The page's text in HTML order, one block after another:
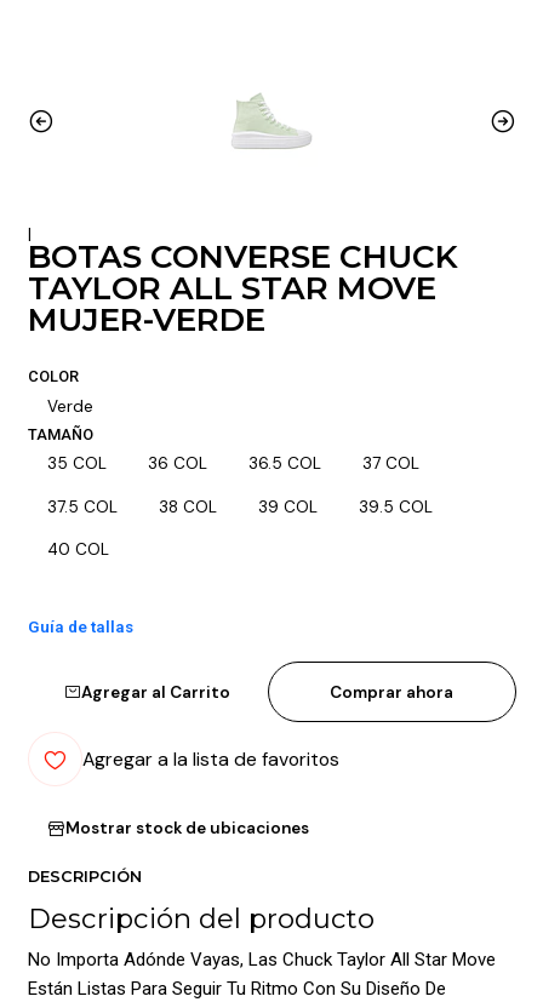
|
BOTAS CONVERSE CHUCK
TAYLOR ALL STAR MOVE
MUJER-VERDE
COLOR
Verde
TAMAÑO
35 COL 36 COL 36.5 COL 37 COL
37.5 COL 38 COL 39 COL 39.5 COL
40 COL
Guía de tallas
Agregar al Carrito Comprar ahora
Agregar a la lista de favoritos
Mostrar stock de ubicaciones
DESCRIPCIÓN
Descripción del producto
No Importa Adónde Vayas, Las Chuck Taylor All Star Move
Están Listas Para Seguir Tu Ritmo Con Su Diseño De